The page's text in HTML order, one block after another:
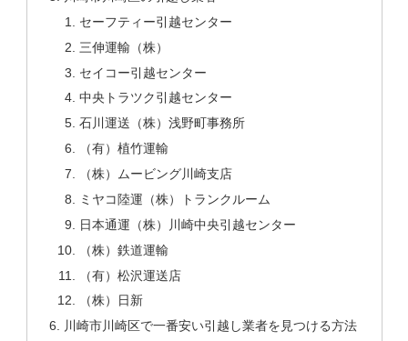
セーフティー引越センター
三伸運輸（株）
セイコー引越センター
中央トラツク引越センター
石川運送（株）浅野町事務所
（有）植竹運輸
（株）ムービング川崎支店
ミヤコ陸運（株）トランクルーム
日本通運（株）川崎中央引越センター
（株）鉄道運輸
（有）松沢運送店
（株）日新
川崎市川崎区で一番安い引越し業者を見つける方法